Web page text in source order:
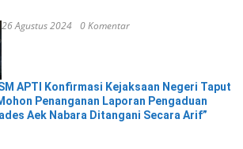
26 Agustus 2024 0 Komentar
APTI Konfirmasi Kejaksaan Negeri Taput
Penanganan Laporan Pengaduan
Aek Nabara Ditangani Secara Arif”